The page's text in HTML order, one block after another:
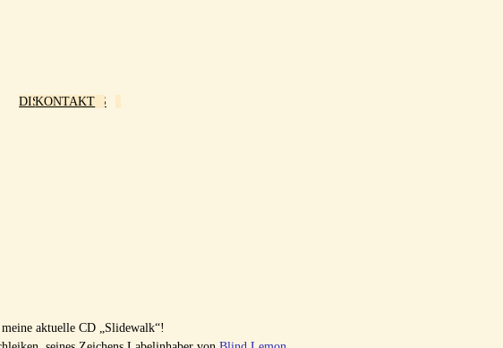
Startseite
TERMINE
DISCOGRAPHIE
SHOP
MEDIA
BILDER
PRESSE
VIDEOS
KONTAKT
aktuelle CD „Slidewalk“!